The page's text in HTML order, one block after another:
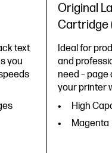
text
you
Original
Cartridge
Ideal for
and
need –
your printer
High
Magenta